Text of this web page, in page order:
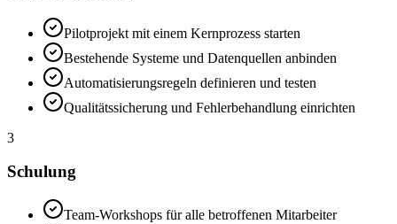
Pilotprojekt mit einem Kernprozess starten
Bestehende Systeme und Datenquellen anbinden
Automatisierungsregeln definieren und testen
Qualitätssicherung und Fehlerbehandlung einrichten
3
Schulung
Team-Workshops für alle betroffenen Mitarbeiter